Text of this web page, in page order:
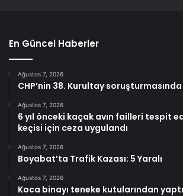
En Güncel Haberler
Ağustos 7, 2026
CHP’nin 38. Kurultay
Ağustos 7, 2026
6 yıl önceki kaçak avın failleri tespit
keçisi için ceza uygulandı
Ağustos 7, 2026
Boyabat’ta Trafik Kazası: 5 Yaralı
Ağustos 7, 2026
Koca binayı teneke kutularından